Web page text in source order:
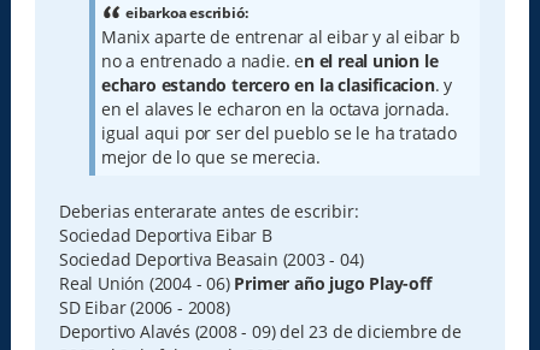
eibarkoa escribió:
Manix aparte de entrenar al eibar y al eibar b
no a entrenado a nadie. en el real union le
echaro estando tercero en la clasificacion. y
en el alaves le echaron en la octava jornada.
igual aqui por ser del pueblo se le ha tratado
mejor de lo que se merecia.
Deberias enterarate antes de escribir:
Sociedad Deportiva Eibar B
Sociedad Deportiva Beasain (2003 - 04)
Real Unión (2004 - 06) Primer año jugo Play-off
SD Eibar (2006 - 2008)
Deportivo Alavés (2008 - 09) del 23 de diciembre de